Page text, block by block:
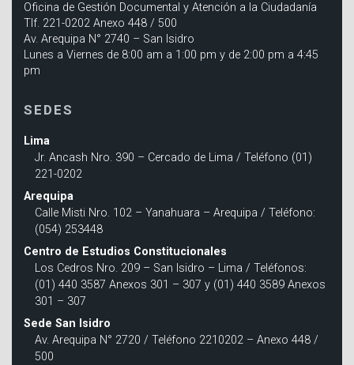
Oficina de Gestión Documental y Atención a la Ciudadanía
Tlf. 221-0202 Anexo 448 / 500
Av. Arequipa N° 2740 – San Isidro
Lunes a Viernes de 8:00 am a 1:00 pm y de 2:00 pm a 4:45
pm
SEDES
Lima
Jr. Ancash Nro. 390 – Cercado de Lima / Teléfono (01)
221-0202
Arequipa
Calle Misti Nro. 102 – Yanahuara – Arequipa / Teléfono:
(054) 253448
Centro de Estudios Constitucionales
Los Cedros Nro. 209 – San Isidro – Lima / Teléfonos:
(01) 440 3587 Anexos 301 – 307 y (01) 440 3589 Anexos
301 – 307
Sede San Isidro
Av. Arequipa N° 2720 / Teléfono 2210202 – Anexo 448 /
500